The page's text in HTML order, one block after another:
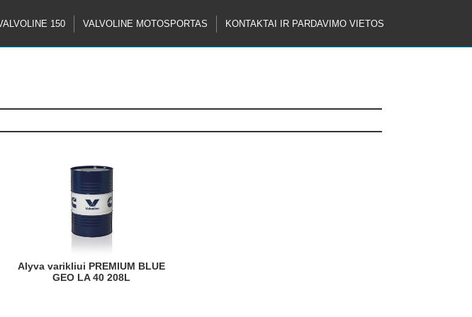
150 VALVOLINE MOTOSPORTAS KONTAKTAI IR PARDAVIMO VIETOS
Alyva varikliui PREMIUM BLUE
GEO LA 40 208L